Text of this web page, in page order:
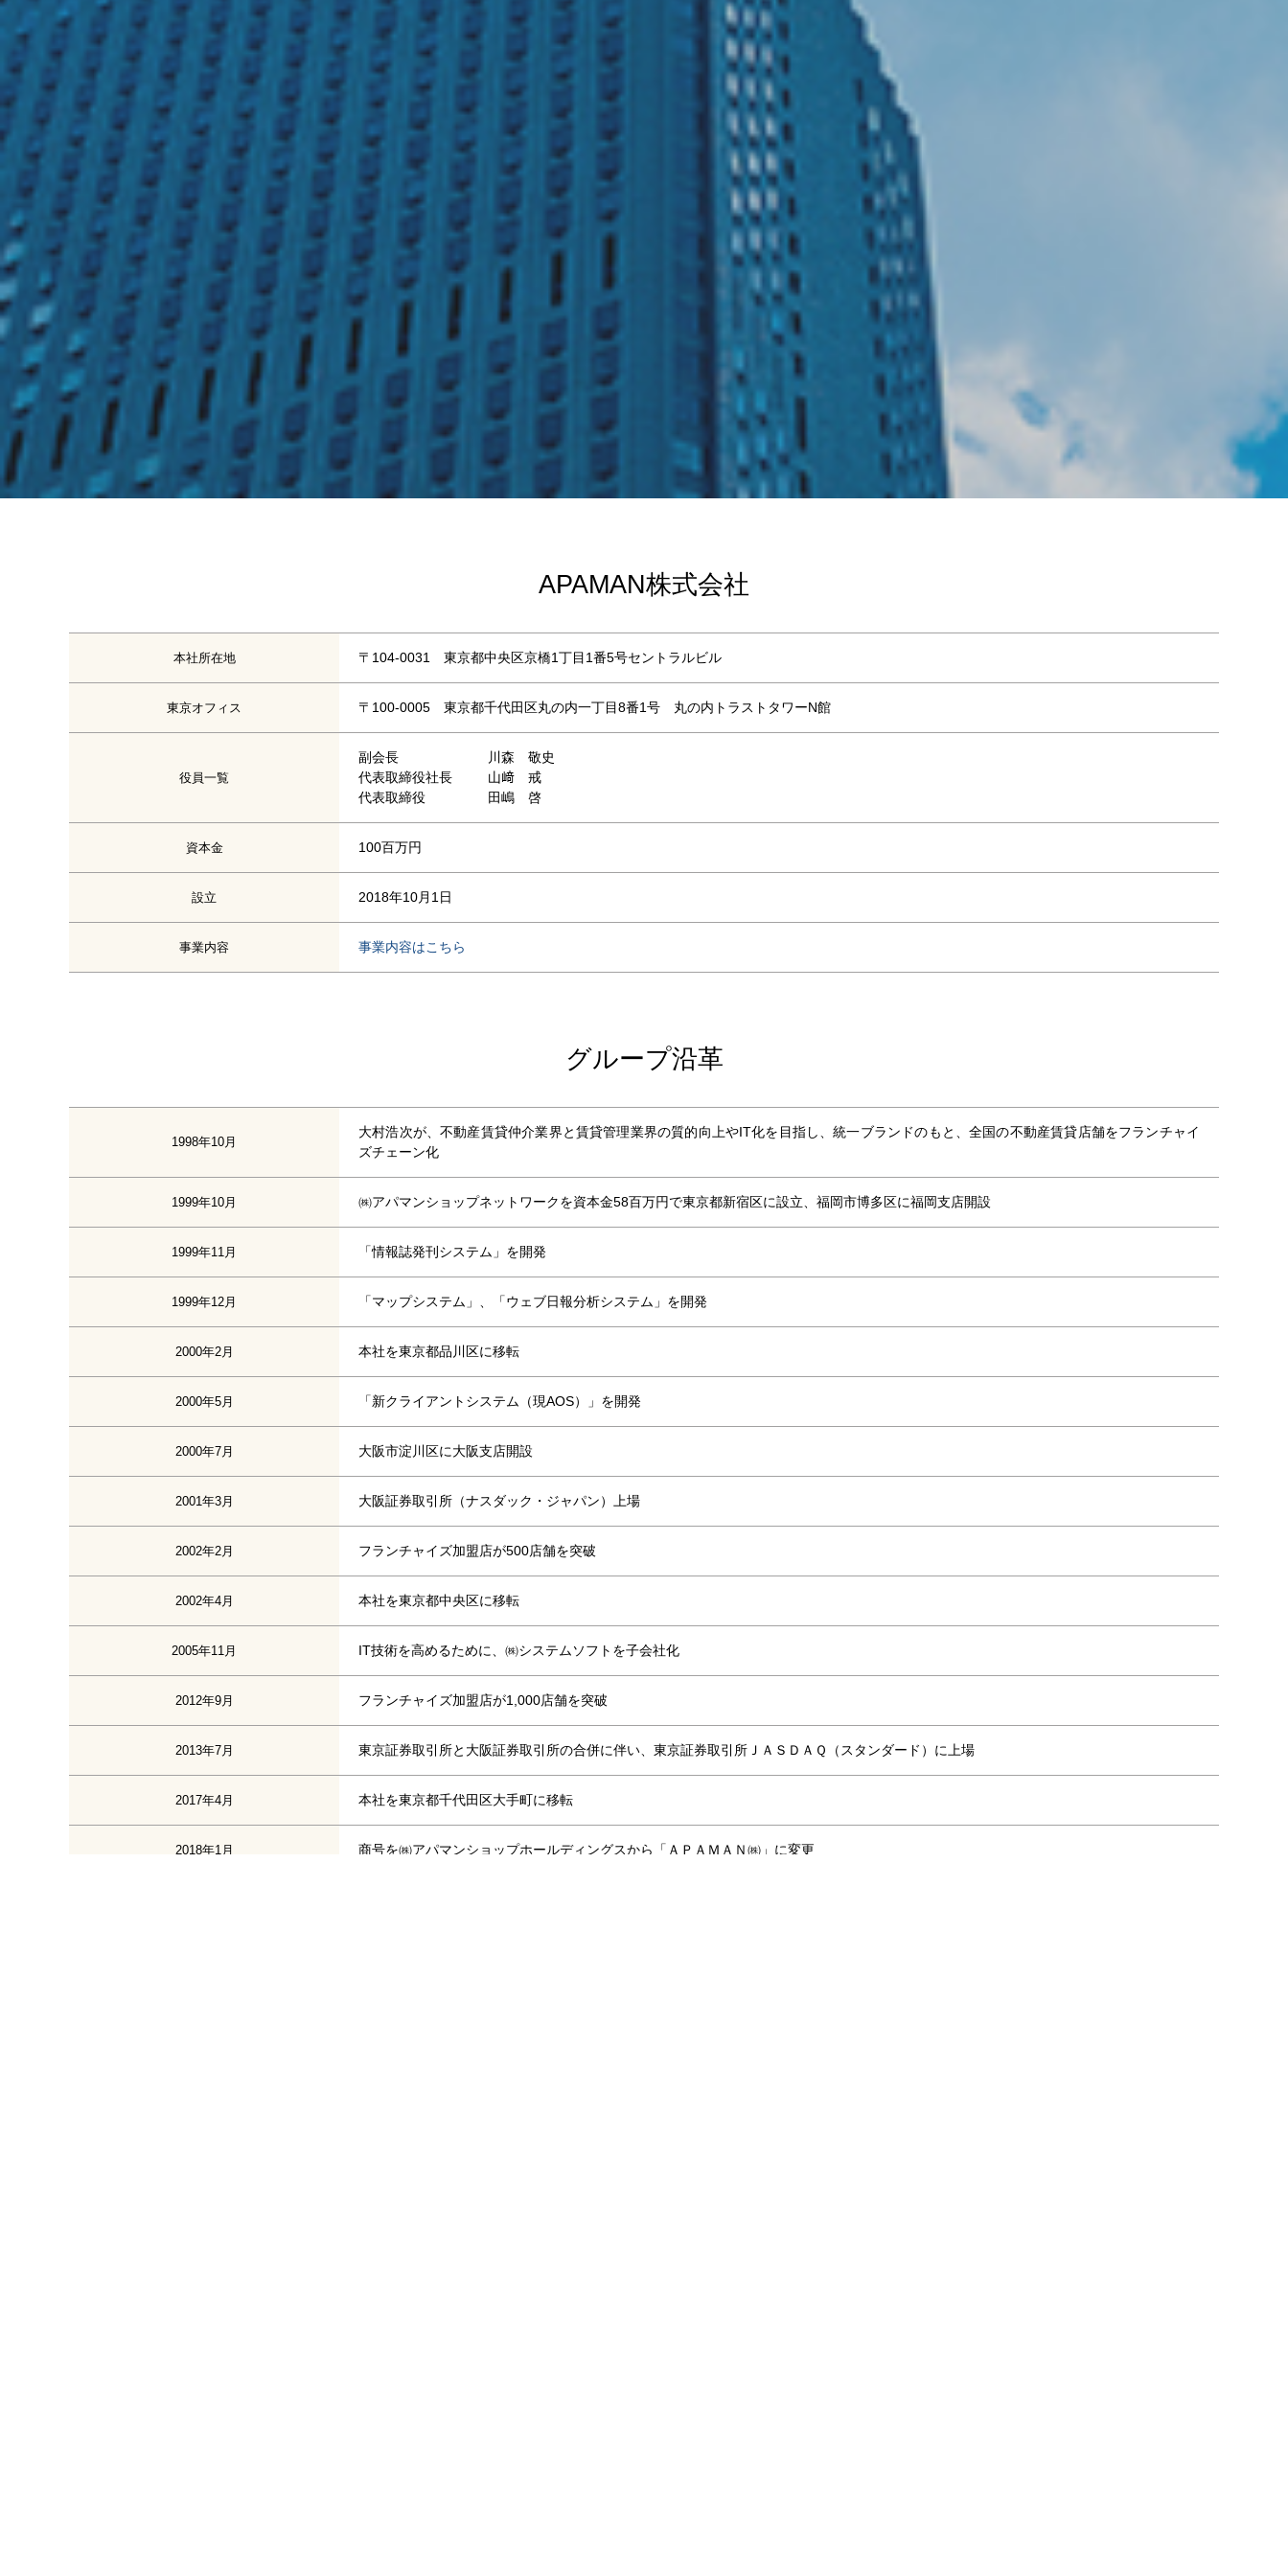
APAMAN株式会社
本社所在地 〒104-0031 東京都中央区京橋1丁目1番5号セントラルビル
東京オフィス 〒100-0005 東京都千代田区丸の内一丁目8番1号 丸の内トラストタワーN館
役員一覧
副会長
川森 敬史
代表取締役社長
山﨑 戒
代表取締役
田嶋 啓
資本金 100百万円
設立 2018年10月1日
事業内容 事業内容はこちら
グループ沿革
1998年10月
大村浩次が、不動産賃貸仲介業界と賃貸管理業界の質的向上やIT化を目指し、統一ブランドのもと、全国の不動産賃貸店舗をフランチャイ
ズチェーン化
1999年10月 ㈱アパマンショップネットワークを資本金58百万円で東京都新宿区に設立、 福岡市博多区に福岡支店開設
1999年11月 「情報誌発刊システム」を開発
1999年12月 「マップシステム」、「ウェブ日報分析システム」 を開発
2000年2月 本社を東京都品川区に移転
2000年5月 「新クライアントシステム（現AOS）」を開発
2000年7月 大阪市淀川区に大阪支店開設
2001年3月 大阪証券取引所（ナスダック・ジャパン）上場
2002年2月 フランチャイズ加盟店が500店舗を突破
2002年4月 本社を東京都中央区に移転
2005年11月 IT技術を高めるために、 ㈱システムソフトを子会社化
2012年9月 フランチャイズ加盟店が1,000店舗を突破
2013年7月 東京証券取引所と大阪証券取引所の合併に伴い、 東京証券取引所ＪＡＳＤＡＱ （スタンダード）に上場
2017年4月 本社を東京都千代田区大手町に移転
2018年1月 商号を㈱アパマンショップホールディングスから 「ＡＰＡＭＡＮ㈱」に変更